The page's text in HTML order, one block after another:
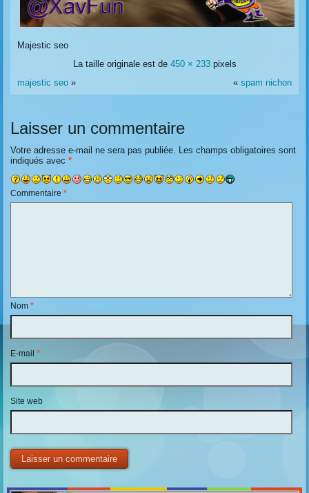
Majestic seo
La taille originale est de 450 × 233pixels
majestic seo » « spam nichon
Laisser un commentaire
Votre adresse e-mail ne sera pas publiée. Les champs obligatoires sont
indiqués avec*
Commentaire*
Nom*
E-mail*
Site web